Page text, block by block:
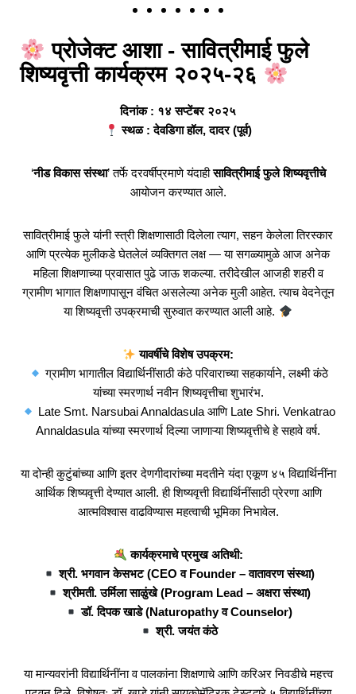
प्रोजेक्ट आशा - सावित्रीमाई फुले
शिष्यवृत्ती कार्यक्रम २०२५-२६
दिनांक : १४ सप्टेंबर २०२५
स्थळ : देवडिगा हॉल, दादर (पूर्व)
‘नीड विकास संस्था’ तर्फे दरवर्षीप्रमाणे यंदाहीसावित्रीमाई फुले शिष्यवृत्तीचे
आयोजन करण्यात आले.
सावित्रीमाई फुले यांनी स्त्री शिक्षणासाठी दिलेला त्याग, सहन केलेला तिरस्कार
आणि प्रत्येक मुलीकडे घेतलेलं व्यक्तिगत लक्ष — या सगळ्यामुळे आज अनेक
महिला शिक्षणाच्या प्रवासात पुढे जाऊ शकल्या. तरीदेखील आजही शहरी व
ग्रामीण भागात शिक्षणापासून वंचित असलेल्या अनेक मुली आहेत. त्याच वेदनेतून
या शिष्यवृत्ती उपक्रमाची सुरुवात करण्यात आली आहे.
यावर्षीचे विशेष उपक्रम:
ग्रामीण भागातील विद्यार्थिनींसाठी कंठे परिवाराच्या सहकार्याने, लक्ष्मी कंठे
यांच्या स्मरणार्थ नवीन शिष्यवृत्तीचा शुभारंभ.
Late Smt. Narsubai Annaldasula आणि Late Shri. Venkatrao
Annaldasula यांच्या स्मरणार्थ दिल्या जाणाऱ्या शिष्यवृत्तीचे हे सहावे वर्ष.
या दोन्ही कुटुंबांच्या आणि इतर देणगीदारांच्या मदतीने यंदा एकूण ४५ विद्यार्थिनींना
आर्थिक शिष्यवृत्ती देण्यात आली. ही शिष्यवृत्ती विद्यार्थिनींसाठी प्रेरणा आणि
आत्मविश्वास वाढविण्यास महत्वाची भूमिका निभावेल.
कार्यक्रमाचे प्रमुख अतिथी:
श्री. भगवान केसभट (CEO व Founder – वातावरण संस्था)
श्रीमती. उर्मिला साळुंखे (Program Lead – अक्षरा संस्था)
डॉ. दिपक खाडे (Naturopathy व Counselor)
श्री. जयंत कंठे
या मान्यवरांनी विद्यार्थिनींना व पालकांना शिक्षणाचे आणि करिअर निवडीचे महत्त्व